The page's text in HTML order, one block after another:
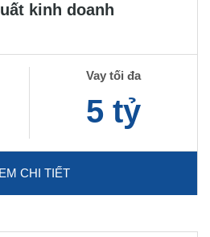
kinh doanh
Vay tối đa
5 tỷ
CHI TIẾT